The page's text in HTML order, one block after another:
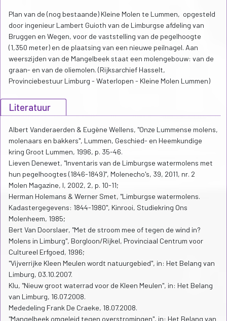
Plan van de (nog bestaande) Kleine Molen te Lummen, opgesteld
door ingenieur Lambert Guioth van de Limburgse afdeling van
Bruggen en Wegen, voor de vaststelling van de pegelhoogte
(1,350 meter) en de plaatsing van een nieuwe peilnagel. Aan
weerszijden van de Mangelbeek staat een molengebouw: van de
graan- en van de oliemolen. (Rijksarchief Hasselt,
Provinciebestuur Limburg - Waterlopen - Kleine Molen Lummen)
Literatuur
Albert Vanderaerden & Eugène Wellens, "Onze Lummense molens,
molenaars en bakkers", Lummen, Geschied- en Heemkundige
kring Groot Lummen, 1996, p. 35-46.
Lieven Denewet, "Inventaris van de Limburgse watermolens met
hun pegelhoogtes (1846-1849)", Molenecho's, 39, 2011, nr. 2
Molen Magazine, I, 2002, 2, p. 10-11;
Herman Holemans & Werner Smet, "Limburgse watermolens.
Kadastergegevens: 1844-1980", Kinrooi, Studiekring Ons
Molenheem, 1985;
Bert Van Doorslaer, "Met de stroom mee of tegen de wind in?
Molens in Limburg", Borgloon/Rijkel, Provinciaal Centrum voor
Cultureel Erfgoed, 1996;
"Vijverrijke Kleen Meulen wordt natuurgebied", in: Het Belang van
Limburg, 03.10.2007.
Klu, "Nieuw groot waterrad voor de Kleen Meulen", in: Het Belang
van Limburg, 16.07.2008.
Mededeling Frank De Craeke, 18.07.2008.
"Mangelbeek omgeleid tegen overstromingen", in: Het Belang van